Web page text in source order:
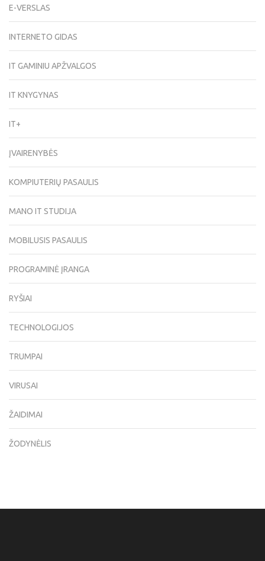
E-VERSLAS
INTERNETO GIDAS
IT GAMINIU APŽVALGOS
IT KNYGYNAS
IT+
ĮVAIRENYBĖS
KOMPIUTERIŲ PASAULIS
MANO IT STUDIJA
MOBILUSIS PASAULIS
PROGRAMINĖ ĮRANGA
RYŠIAI
TECHNOLOGIJOS
TRUMPAI
VIRUSAI
ŽAIDIMAI
ŽODYNĖLIS